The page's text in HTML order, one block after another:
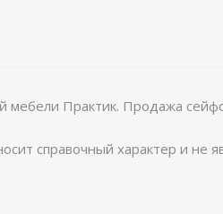
мебели Практик. Продажа
справочный характер и не